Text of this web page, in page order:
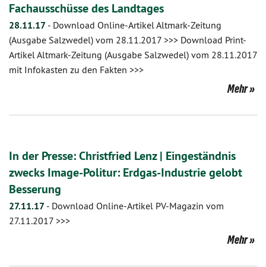
Fachausschüsse des Landtages
28.11.17 - Download Online-Artikel Altmark-Zeitung
(Ausgabe Salzwedel) vom 28.11.2017 >>> Download Print-
Artikel Altmark-Zeitung (Ausgabe Salzwedel) vom 28.11.2017
mit Infokasten zu den Fakten >>>
Mehr
In der Presse: Christfried Lenz | Eingeständnis
zwecks Image-Politur: Erdgas-Industrie gelobt
Besserung
27.11.17 - Download Online-Artikel PV-Magazin vom
27.11.2017 >>>
Mehr